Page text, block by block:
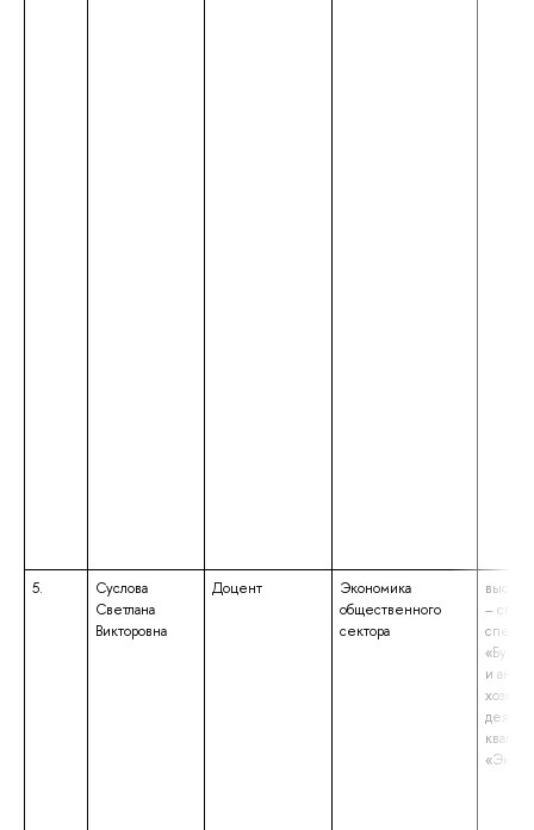
5.
Суслова
Светлана
Викторовна
Доцент
Экономика
общественного
сектора
–
и